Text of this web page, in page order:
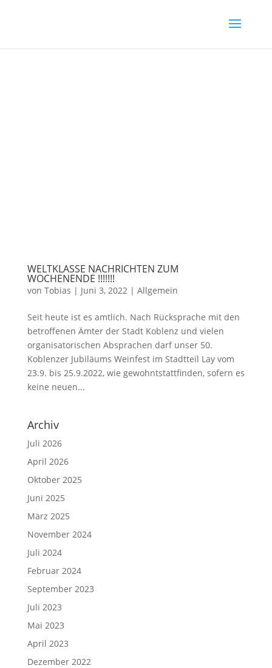
WELTKLASSE NACHRICHTEN ZUM
WOCHENENDE !!!!!!!
von Tobias | Juni 3, 2022 | Allgemein
Seit heute ist es amtlich. Nach Rücksprache mit den
betroffenen Ämter der Stadt Koblenz und vielen
organisatorischen Absprachen darf unser 50.
Koblenzer Jubiläums Weinfest im Stadtteil Lay vom
23.9. bis 25.9.2022, wie gewohntstattfinden, sofern es
keine neuen...
Archiv
Juli 2026
April 2026
Oktober 2025
Juni 2025
März 2025
November 2024
Juli 2024
Februar 2024
September 2023
Juli 2023
Mai 2023
April 2023
Dezember 2022